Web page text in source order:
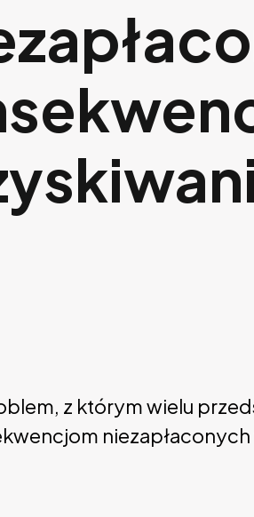
z którym wielu